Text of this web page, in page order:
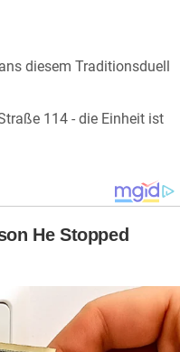
diesem Traditionsduell
114 - die Einheit ist